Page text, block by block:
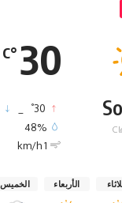
30
°C
30
°
48%
1 km/h
الأربعاء الخميس